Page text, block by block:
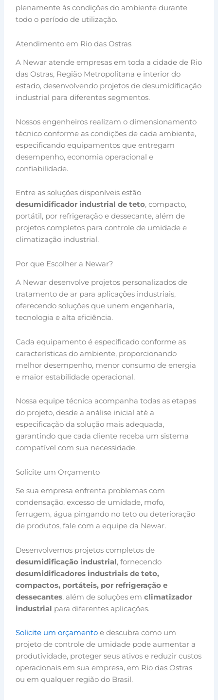
plenamente às condições do ambiente durante
todo o período de utilização.
Atendimento em Rio das Ostras
A Newar atende empresas em toda a cidade de Rio
das Ostras, Região Metropolitana e interior do
estado, desenvolvendo projetos de desumidificação
industrial para diferentes segmentos.
Nossos engenheiros realizam o dimensionamento
técnico conforme as condições de cada ambiente,
especificando equipamentos que entregam
desempenho, economia operacional e
confiabilidade.
Entre as soluções disponíveis estão
desumidificador industrial de teto, compacto,
portátil, por refrigeração e dessecante, além de
projetos completos para controle de umidade e
climatização industrial.
Por que Escolher a Newar?
A Newar desenvolve projetos personalizados de
tratamento de ar para aplicações industriais,
oferecendo soluções que unem engenharia,
tecnologia e alta eficiência.
Cada equipamento é especificado conforme as
características do ambiente, proporcionando
melhor desempenho, menor consumo de energia
e maior estabilidade operacional.
Nossa equipe técnica acompanha todas as etapas
do projeto, desde a análise inicial até a
especificação da solução mais adequada,
garantindo que cada cliente receba um sistema
compatível com sua necessidade.
Solicite um Orçamento
Se sua empresa enfrenta problemas com
condensação, excesso de umidade, mofo,
ferrugem, água pingando no teto ou deterioração
de produtos, fale com a equipe da Newar.
Desenvolvemos projetos completos de
desumidificação industrial, fornecendo
desumidificadores industriais de teto,
compactos, portáteis, por refrigeração e
dessecantes, além de soluções emclimatizador
industrial para diferentes aplicações.
Solicite um orçamento e descubra como um
projeto de controle de umidade pode aumentar a
produtividade, proteger seus ativos e reduzir custos
operacionais em sua empresa, em Rio das Ostras
ou em qualquer região do Brasil.